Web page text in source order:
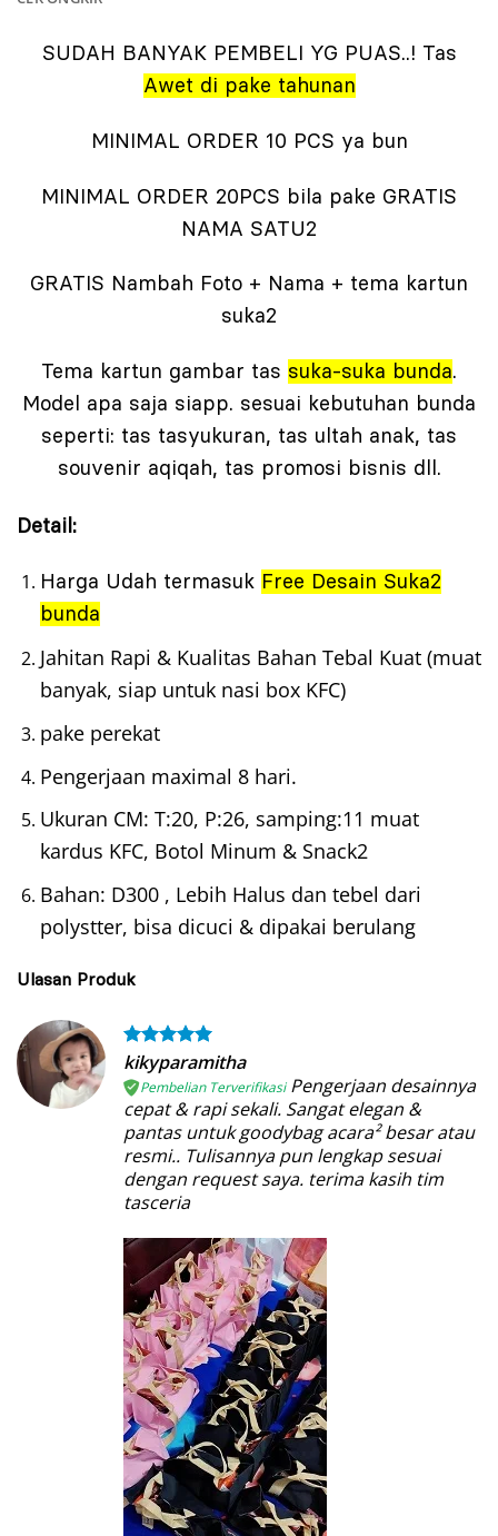
SUDAH BANYAK PEMBELI YG PUAS..! Tas
Awet di pake tahunan
MINIMAL ORDER 10 PCS ya bun
MINIMAL ORDER 20PCS bila pake GRATIS
NAMA SATU2
GRATIS Nambah Foto + Nama + tema kartun
suka2
Tema kartun gambar tas suka-suka bunda.
Model apa saja siapp. sesuai kebutuhan bunda
seperti: tas tasyukuran, tas ultah anak, tas
souvenir aqiqah, tas promosi bisnis dll.
Detail:
Harga Udah termasuk Free Desain Suka2
bunda
Jahitan Rapi & Kualitas Bahan Tebal Kuat (muat
banyak, siap untuk nasi box KFC)
pake perekat
Pengerjaan maximal 8 hari.
Ukuran CM: T:20, P:26, samping:11 muat
kardus KFC, Botol Minum & Snack2
Bahan: D300 , Lebih Halus dan tebel dari
polystter, bisa dicuci & dipakai berulang
Ulasan Produk
kikyparamitha
Pembelian TerverifikasiPengerjaan desainnya
cepat & rapi sekali. Sangat elegan &
pantas untuk goodybag acara² besar atau
resmi.. Tulisannya pun lengkap sesuai
dengan request saya. terima kasih tim
tasceria